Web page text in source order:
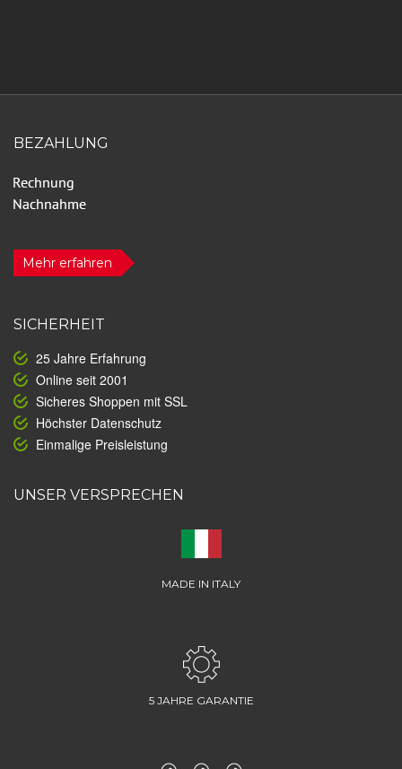
BEZAHLUNG
Mehr erfahren
SICHERHEIT
25 Jahre Erfahrung
Online seit 2001
Sicheres Shoppen mit SSL
Höchster Datenschutz
Einmalige Preisleistung
UNSER VERSPRECHEN
MADE IN ITALY
5 JAHRE GARANTIE